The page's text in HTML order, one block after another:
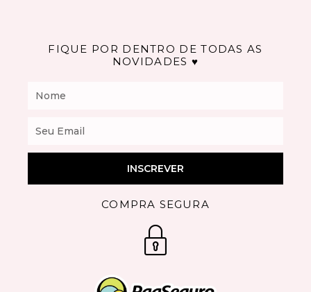
FIQUE POR DENTRO DE TODAS AS
NOVIDADES ♥
INSCREVER
COMPRA SEGURA